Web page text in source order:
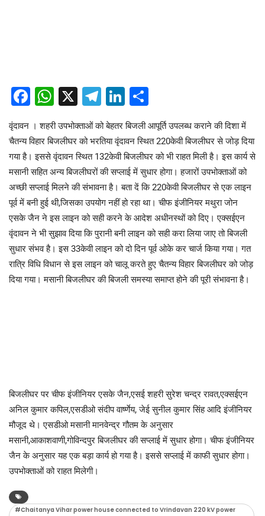
Facebook
WhatsApp
X Telegram
LinkedIn
वृंदावन । शहरी उपभोक्ताओं को बेहतर बिजली आपूर्ति उपलब्ध कराने की दिशा में
चैतन्य विहार बिजलीघर को भरतिया वृंदावन स्थित 220केवी बिजलीघर से जोड़ दिया
गया है। इससे वृंदावन स्थित 132केवी बिजलीघर को भी राहत मिली है। इस कार्य से
मसानी सहित अन्य बिजलीघरों की सप्लाई में सुधार होगा। हजारों उपभोक्ताओं को
अच्छी सप्लाई मिलने की संभावना है। बता दें कि 220केवी बिजलीघर से एक लाइन
पूर्व में बनी हुई थी,जिसका उपयोग नहीं हो रहा था। चीफ इंजीनियर मथुरा जोन
एसके जैन ने इस लाइन को सही करने के आदेश अधीनस्थों को दिए। एक्सईएन
वृंदावन ने भी सुझाव दिया कि पुरानी बनी लाइन को सही करा लिया जाए तो बिजली
सुधार संभव है। इस 33केवी लाइन को दो दिन पूर्व ओके कर चार्ज किया गया। गत
रात्रि विधि विधान से इस लाइन को चालू करते हुए चैतन्य विहार बिजलीघर को जोड़
दिया गया। मसानी बिजलीघर की बिजली समस्या समाप्त होने की पूरी संभावना है।
बिजलीघर पर चीफ इंजीनियर एसके जैन,एसई शहरी सुरेश चन्द्र रावत,एक्सईएन
अनिल कुमार कपिल,एसडीओ संदीप वार्ष्णेय, जेई सुनील कुमार सिंह आदि इंजीनियर
मौजूद थे। एसडीओ मसानी मानवेन्द्र गौतम के अनुसार
मसानी,आकाशवाणी,गोविन्दपुर बिजलीघर की सप्लाई में सुधार होगा। चीफ इंजीनियर
जैन के अनुसार यह एक बड़ा कार्य हो गया है। इससे सप्लाई में काफी सुधार होगा।
उपभोक्ताओं को राहत मिलेगी।
#Chaitanya Vihar power house connected to Vrindavan 220 kV power